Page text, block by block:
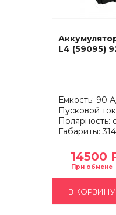
L4 (59095)
Емкость: 90
Пусковой
Полярность:
Габариты:
14500
В КОРЗИНУ